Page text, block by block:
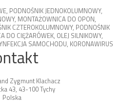
, PODNOŚNIK JEDNOKOLUMNOWY,
, MONTAŻOWNICA DO OPON,
CZTEROKOLUMNOWY, PODNOŚNIK
DO CIĘŻARÓWEK, OLEJ SILNIKOWY,
SAMOCHODU, KORONAWIRUS
Zygmunt Klachacz
43, 43-100 Tychy
Polska